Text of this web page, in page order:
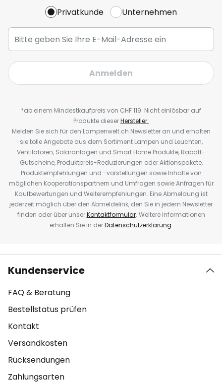
Privatkunde Unternehmen
Anmelden
*ab einem Mindestkaufpreis von CHF 119. Nicht einlösbar auf
Produkte dieserHersteller.
Melden Sie sich für den Lampenwelt.ch Newsletter an und erhalten
sie tolle Angebote aus dem Sortiment Lampen und Leuchten,
Ventilatoren, Solaranlagen und Smart Home Produkte, Rabatt-
Gutscheine, Produktpreis-Reduzierungen oder Aktionspakete,
Produktempfehlungen und -vorstellungen sowie Inhalte von
möglichen Kooperationspartnern und Umfragen sowie Anfragen für
Kaufbewertungen und Weiterempfehlungen. Eine Abmeldung ist
jederzeit möglich über den Abmeldelink, den Sie in jedem Newsletter
finden oder über unserKontaktformular. Weitere Informationen
erhalten Sie in derDatenschutzerklärung.
Kundenservice
FAQ & Beratung
Bestellstatus prüfen
Kontakt
Versandkosten
Rücksendungen
Zahlungsarten